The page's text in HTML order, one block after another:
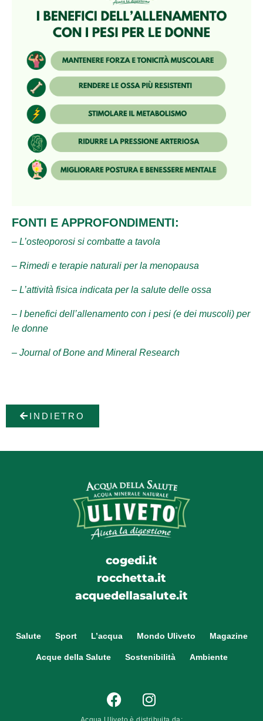
FONTI E APPROFONDIMENTI:
– L’osteoporosi si combatte a tavola
– Rimedi e terapie naturali per la menopausa
– L’attività fisica indicata per la salute delle ossa
– I benefici dell’allenamento con i pesi (e dei muscoli) per
le donne
– Journal of Bone and Mineral Research
INDIETRO
cogedi.it
rocchetta.it
acquedellasalute.it
Salute Sport L’acqua Mondo Uliveto Magazine
Acque della Salute Sostenibilità Ambiente